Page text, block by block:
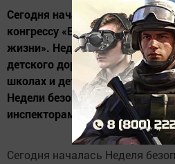
Сегодня началась Неделя
конгрессу «Безопасность на
жизни». Неделя проводится с
детского дорожно-
школах и детсадах
Недели безопасности пройдут
инспекторами Бавлинского
Сегодня началась Неделя